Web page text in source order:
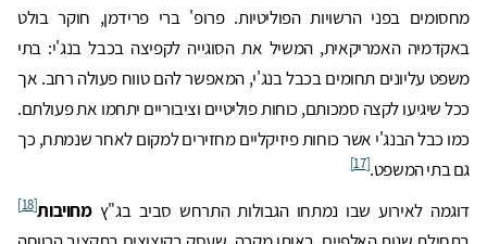
מחסומים בפני הרשויות הפוליטיות. פרופ' ברי פרידמן, חוקר בולט
באקדמיה האמריקאית, המשיל את הסוגייה לקפיצה בכבל בנג'י: בתי
משפט עליונים תחומים בכבל בנג'י, המאפשר להם טווח פעולה רחב. אך
ככל שיגיעו לקצה סמכותם, כוחות פוליטיים וציבוריים יתחמו את פעולתם.
כמו כבל הבנג'י אשר כוחות פיזיקליים מחזירים למקום לאחר שנמתח, כך
גם בתי המשפט.[17]
דוגמה לאירוע שבו נמתחו הגבולות התרחש סביב בג"ץמחויבות[18]